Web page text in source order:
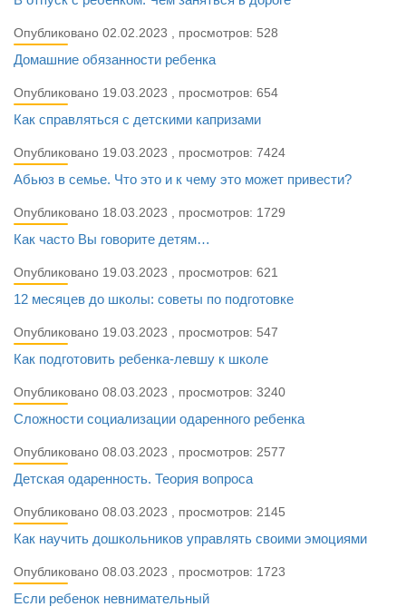
Опубликовано 02.02.2023 , просмотров: 528
Домашние обязанности ребенка
Опубликовано 19.03.2023 , просмотров: 654
Как справляться с детскими капризами
Опубликовано 19.03.2023 , просмотров: 7424
Абьюз в семье. Что это и к чему это может привести?
Опубликовано 18.03.2023 , просмотров: 1729
Как часто Вы говорите детям…
Опубликовано 19.03.2023 , просмотров: 621
12 месяцев до школы: советы по подготовке
Опубликовано 19.03.2023 , просмотров: 547
Как подготовить ребенка-левшу к школе
Опубликовано 08.03.2023 , просмотров: 3240
Сложности социализации одаренного ребенка
Опубликовано 08.03.2023 , просмотров: 2577
Детская одаренность. Теория вопроса
Опубликовано 08.03.2023 , просмотров: 2145
Как научить дошкольников управлять своими эмоциями
Опубликовано 08.03.2023 , просмотров: 1723
Если ребенок невнимательный